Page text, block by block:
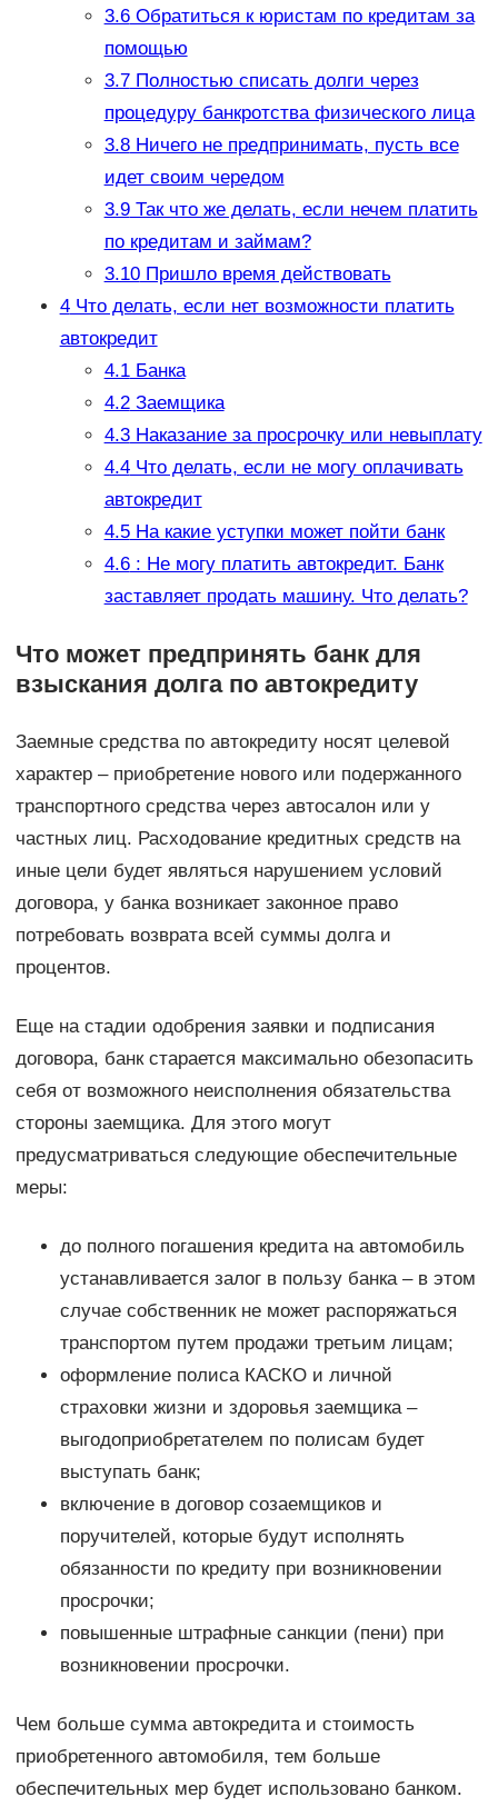
3.6Обратиться к юристам по кредитам за
помощью
3.7Полностью списать долги через
процедуру банкротства физического лица
3.8Ничего не предпринимать, пусть все
идет своим чередом
3.9Так что же делать, если нечем платить
по кредитам и займам?
3.10Пришло время действовать
4Что делать, если нет возможности платить
автокредит
4.1Банка
4.2Заемщика
4.3Наказание за просрочку или невыплату
4.4Что делать, если не могу оплачивать
автокредит
4.5На какие уступки может пойти банк
4.6: Не могу платить автокредит. Банк
заставляет продать машину. Что делать?
Что может предпринять банк для
взыскания долга по автокредиту
Заемные средства по автокредиту носят целевой
характер – приобретение нового или подержанного
транспортного средства через автосалон или у
частных лиц. Расходование кредитных средств на
иные цели будет являться нарушением условий
договора, у банка возникает законное право
потребовать возврата всей суммы долга и
процентов.
Еще на стадии одобрения заявки и подписания
договора, банк старается максимально обезопасить
себя от возможного неисполнения обязательства
стороны заемщика. Для этого могут
предусматриваться следующие обеспечительные
меры:
до полного погашения кредита на автомобиль
устанавливается залог в пользу банка – в этом
случае собственник не может распоряжаться
транспортом путем продажи третьим лицам;
оформление полиса КАСКО и личной
страховки жизни и здоровья заемщика –
выгодоприобретателем по полисам будет
выступать банк;
включение в договор созаемщиков и
поручителей, которые будут исполнять
обязанности по кредиту при возникновении
просрочки;
повышенные штрафные санкции (пени) при
возникновении просрочки.
Чем больше сумма автокредита и стоимость
приобретенного автомобиля, тем больше
обеспечительных мер будет использовано банком.